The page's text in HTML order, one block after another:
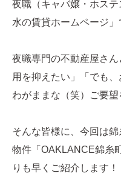
夜職（キャバ嬢・ホス
水の賃貸ホームページ」
夜職専門の不動産屋さ
用を抑えたい」「でも
わがままな（笑）ご要望
そんな皆様に、今回は
物件「OAKLANCE錦糸
りも早くご紹介します！